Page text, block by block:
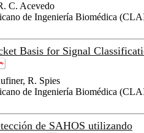
C. Acevedo
de Ingeniería Biomédica
Basis for Signal
R. Spies
de Ingeniería Biomédica
de SAHOS utilizando